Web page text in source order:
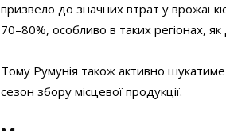
призвело до значних втрат у врожаї
70–80%, особливо в таких регіонах,
Тому Румунія також активно шукатиме
сезон збору місцевої продукції.